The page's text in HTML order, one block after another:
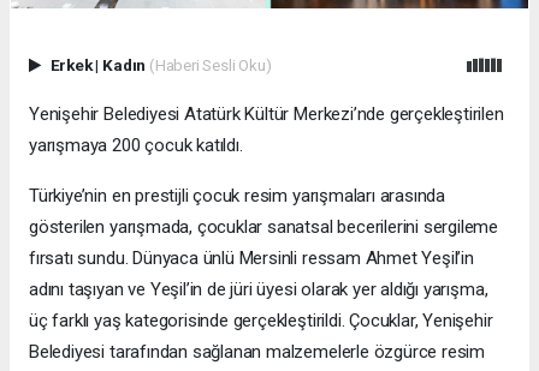
Erkek| Kadın (Haberi Sesli Oku)
Yenişehir Belediyesi Atatürk Kültür Merkezi’nde gerçekleştirilen
yarışmaya 200 çocuk katıldı.
Türkiye’nin en prestijli çocuk resim yarışmaları arasında
gösterilen yarışmada, çocuklar sanatsal becerilerini sergileme
fırsatı sundu. Dünyaca ünlü Mersinli ressam Ahmet Yeşil’in
adını taşıyan ve Yeşil’in de jüri üyesi olarak yer aldığı yarışma,
üç farklı yaş kategorisinde gerçekleştirildi. Çocuklar, Yenişehir
Belediyesi tarafından sağlanan malzemelerle özgürce resim